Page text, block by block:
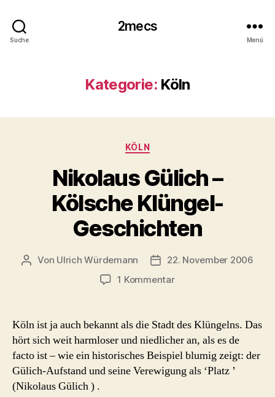
Suche
2mecs
Menü
Kategorie: Köln
Kategorien
KÖLN
Nikolaus Gülich –
Kölsche Klüngel-
Geschichten
Beitragsautor
Von Ulrich Würdemann Beitragsdatum
22. November 2006
1 Kommentarzu
Klüngel-
Geschichten
Köln ist ja auch bekannt als die Stadt des Klüngelns. Das
hört sich weit harmloser und niedlicher an, als es de
facto ist – wie ein historisches Beispiel blumig zeigt: der
Gülich-Aufstand und seine Verewigung als ‘Platz ’
(Nikolaus Gülich ) .